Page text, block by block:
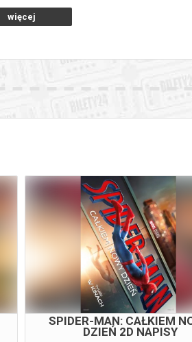
więcej
SPIDER-MAN: CAŁKIEM
DZIEŃ 2D NAPISY